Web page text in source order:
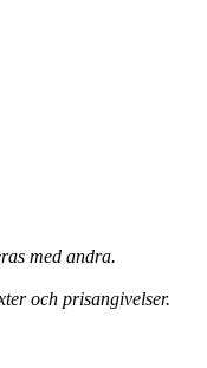
med andra.
och prisangivelser.